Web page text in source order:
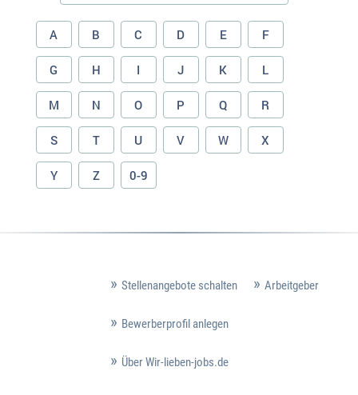
A B C D E F
G H I J K L
M N O P Q R
S T U V W X
Y Z 0-9
Stellenangebote schalten Arbeitgeber
Bewerberprofil anlegen
Über Wir-lieben-jobs.de